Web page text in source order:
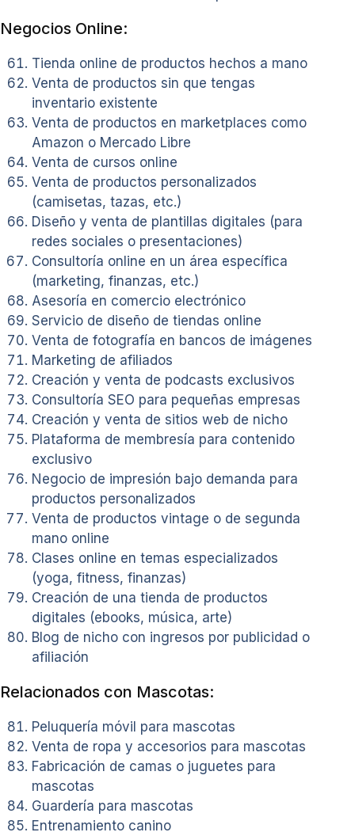
Negocios Online:
Tienda online de productos hechos a mano
Venta de productos sin que tengas
inventario existente
Venta de productos en marketplaces como
Amazon o Mercado Libre
Venta de cursos online
Venta de productos personalizados
(camisetas, tazas, etc.)
Diseño y venta de plantillas digitales (para
redes sociales o presentaciones)
Consultoría online en un área específica
(marketing, finanzas, etc.)
Asesoría en comercio electrónico
Servicio de diseño de tiendas online
Venta de fotografía en bancos de imágenes
Marketing de afiliados
Creación y venta de podcasts exclusivos
Consultoría SEO para pequeñas empresas
Creación y venta de sitios web de nicho
Plataforma de membresía para contenido
exclusivo
Negocio de impresión bajo demanda para
productos personalizados
Venta de productos vintage o de segunda
mano online
Clases online en temas especializados
(yoga, fitness, finanzas)
Creación de una tienda de productos
digitales (ebooks, música, arte)
Blog de nicho con ingresos por publicidad o
afiliación
Relacionados con Mascotas:
Peluquería móvil para mascotas
Venta de ropa y accesorios para mascotas
Fabricación de camas o juguetes para
mascotas
Guardería para mascotas
Entrenamiento canino